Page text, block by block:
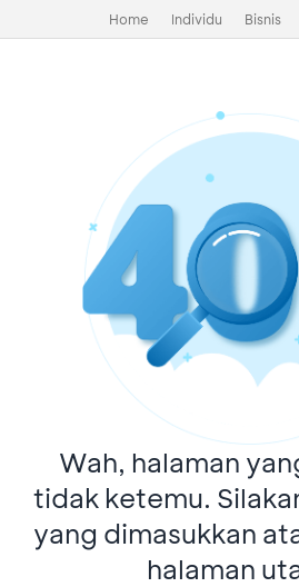
Home Individu Bisnis
Wah, halaman
tidak ketemu.
yang dimasukkan
halaman